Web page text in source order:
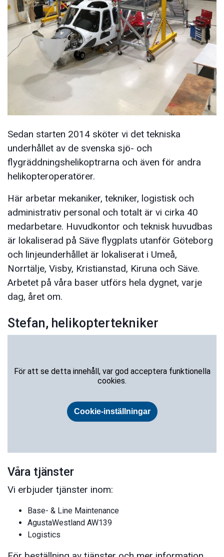
Sedan starten 2014 sköter vi det tekniska
underhållet av de svenska sjö- och
flygräddningshelikoptrarna och även för andra
helikopteroperatörer.
Här arbetar mekaniker, tekniker, logistisk och
administrativ personal och totalt är vi cirka 40
medarbetare. Huvudkontor och teknisk huvudbas
är lokaliserad på Säve flygplats utanför Göteborg
och linjeunderhållet är lokaliserat i Umeå,
Norrtälje, Visby, Kristianstad, Kiruna och Säve.
Arbetet på våra baser utförs hela dygnet, varje
dag, året om.
Stefan, helikoptertekniker
Våra tjänster
Vi erbjuder tjänster inom:
Base- & Line Maintenance
AgustaWestland AW139
Logistics